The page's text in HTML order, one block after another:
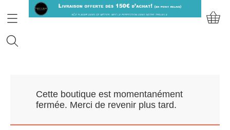
Prendre RDV
Nos Marques
Cette boutique est momentanément
fermée. Merci de revenir plus tard.